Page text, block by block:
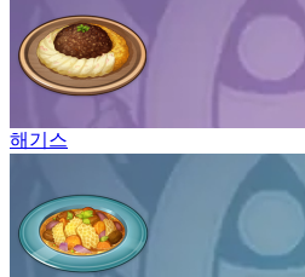
해기스